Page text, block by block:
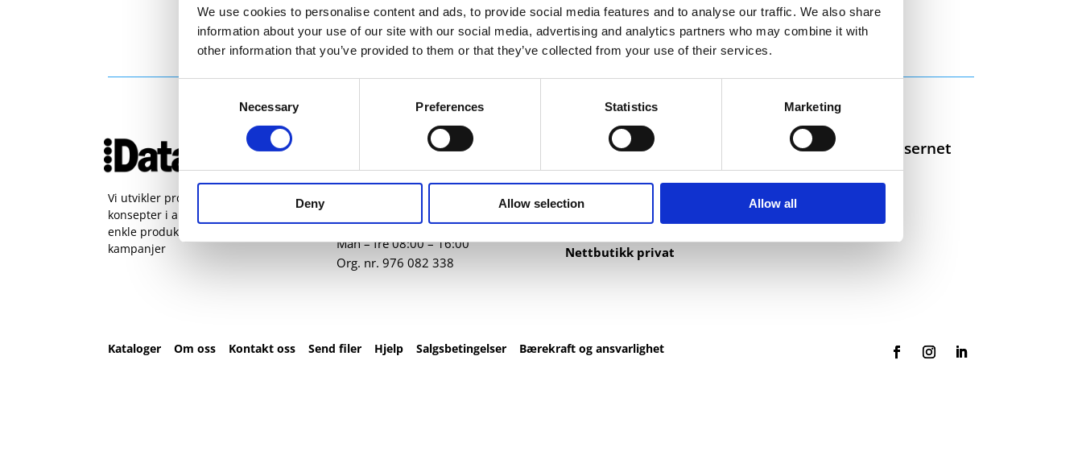
We use cookies to personalise content and ads, to provide social media features and to analyse our traffic. We also share
information about your use of our site with our social media, advertising and analytics partners who may combine it with
other information that you’ve provided to them or that they’ve collected from your use of their services.
Necessary Preferences Statistics Marketing
Deny Allow selection Allow all
Vi utvikler produkter og
konsepter i alle kanaler – Alt fra
enkle produkter til sammensatte
kampanjer
51 82 67 00
post@datatrykk.no
Sjøhagen 2, 4016 Stavanger
Man – fre 08:00 – 16:00
Org. nr. 976 082 338
Nettbutikk
Profilartikler
Trykksaker
Nettbutikk privat
Selskaper i konsernet
Kataloger Om oss Kontakt oss Send filer HjelpSalgsbetingelser Bærekraft og ansvarlighet